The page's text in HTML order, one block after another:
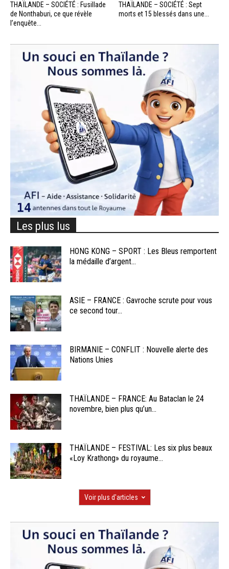
THAÏLANDE – SOCIÉTÉ : Fusillade
de Nonthaburi, ce que révèle
l’enquête...
THAÏLANDE – SOCIÉTÉ : Sept
morts et 15 blessés dans une...
Les plus lus
HONG KONG – SPORT : Les Bleus remportent
la médaille d’argent...
ASIE – FRANCE : Gavroche scrute pour vous
ce second tour...
BIRMANIE – CONFLIT : Nouvelle alerte des
Nations Unies
THAÏLANDE – FRANCE: Au Bataclan le 24
novembre, bien plus qu’un...
THAÏLANDE – FESTIVAL: Les six plus beaux
«Loy Krathong» du royaume...
Voir plus d'articles